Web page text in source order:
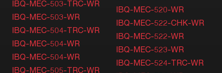
IBQ-MEC-503-TRC-WR
IBQ-MEC-503-WR
IBQ-MEC-504-TRC-WR
IBQ-MEC-504-WR
IBQ-MEC-504-WR
IBQ-MEC-505-TRC-WR
IBQ-MEC-520-WR
IBQ-MEC-522-CHK-WR
IBQ-MEC-522-WR
IBQ-MEC-523-WR
IBQ-MEC-524-TRC-WR